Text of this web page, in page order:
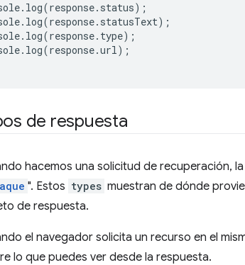
. log(response. status);
. log(response. statusText);
. log(response. type);
. log(response.url);
de respuesta
hacemos una solicitud de recuperación,
". Estos types muestran de dónde
de respuesta.
el navegador solicita un recurso en el
lo que puedes ver desde la respuesta.